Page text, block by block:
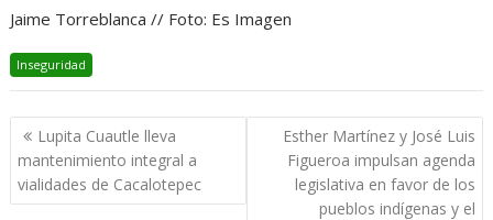
Jaime Torreblanca // Foto: Es Imagen
Inseguridad
Navegación
de
entradas
Lupita Cuautle lleva
mantenimiento integral a
vialidades de Cacalotepec
Esther Martínez y José Luis
Figueroa impulsan agenda
legislativa en favor de los
pueblos indígenas y el